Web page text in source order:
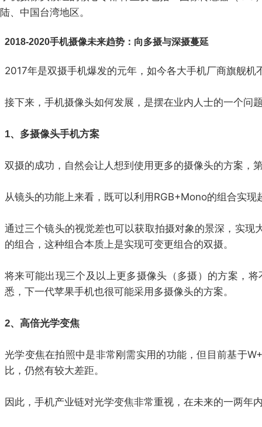
陆、中国台湾地区。
2018-2020手机摄像未来趋势：向多摄与深摄蔓延
2017年是双摄手机爆发的元年，如今各大手机厂商旗舰
接下来，手机摄像头如何发展，是摆在业内人士的一个问
1、多摄像头手机方案
双摄的成功，自然会让人想到使用更多的摄像头的方案
从镜头的功能上来看，既可以利用RGB+Mono的组合实
通过三个镜头的视觉差也可以获取拍摄对象的景深，实
的组合，这种组合本质上是实现可变更组合的双摄。
将来可能出现三个及以上更多摄像头（多摄）的方案，
悉，下一代苹果手机也很可能采用多摄像头的方案。
2、高倍光学变焦
光学变焦在拍照中是非常刚需实用的功能，但目前基于
比，仍然有较大差距。
因此，手机产业链对光学变焦非常重视，在未来的一两年